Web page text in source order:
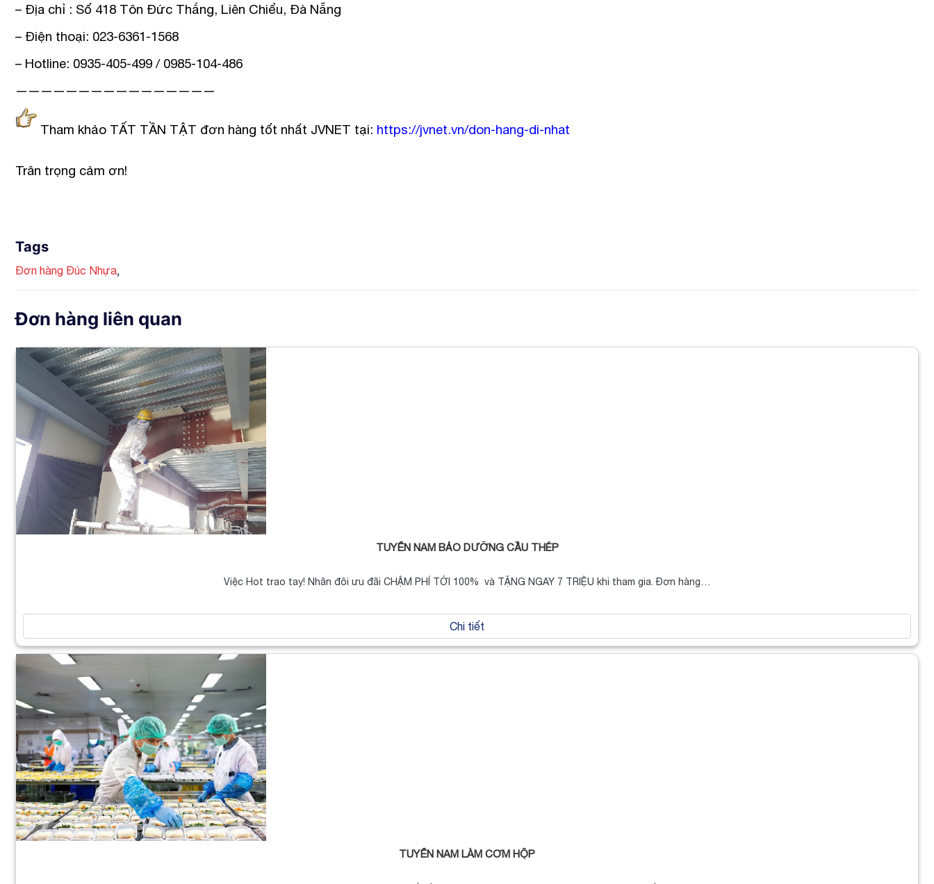
– Địa chỉ : Số 418 Tôn Đức Thắng, Liên Chiểu, Đà Nẵng
– Điện thoại: 023-6361-1568
– Hotline: 0935-405-499 / 0985-104-486
————————————————
Tham khảo TẤT TẦN TẬT đơn hàng tốt nhất JVNET tại: https://jvnet.vn/don-hang-di-nhat
Trân trọng cảm ơn!
Tags
Đơn hàng Đúc Nhựa,
Đơn hàng liên quan
TUYỂN NAM BẢO DƯỠNG CẦU THÉP
Việc Hot trao tay! Nhân đôi ưu đãi CHẬM PHÍ TỚI 100% và TẶNG NGAY 7 TRIỆU khi tham gia. Đơn hàng…
Chi tiết
TUYỂN NAM LÀM CƠM HỘP